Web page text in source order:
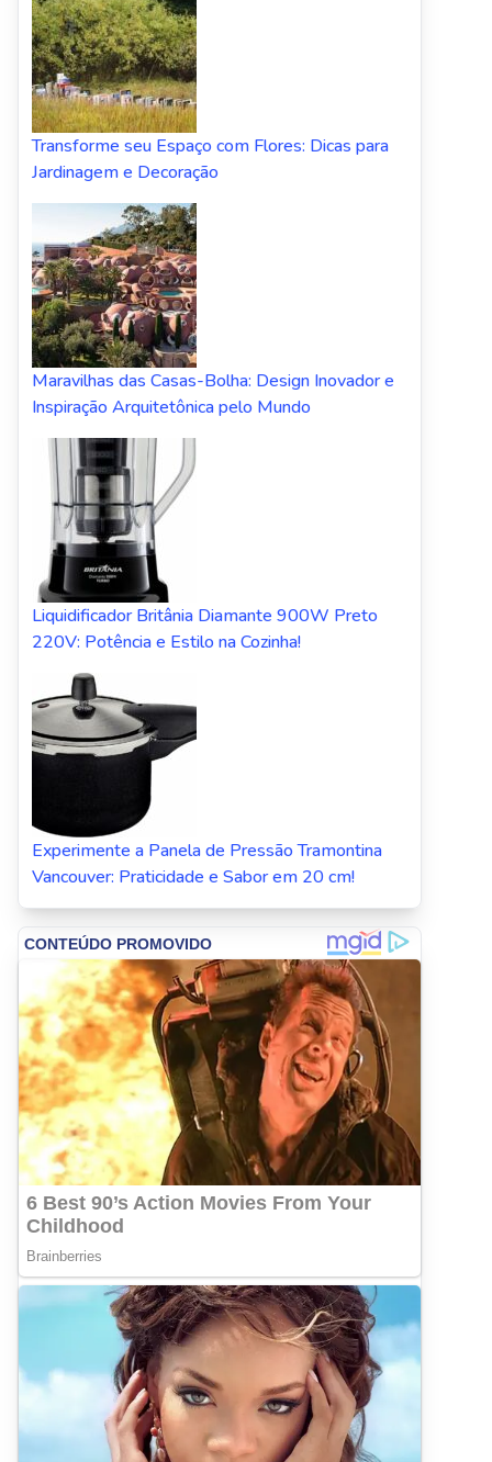
Transforme seu Espaço com Flores: Dicas para
Jardinagem e Decoração
Maravilhas das Casas-Bolha: Design Inovador e
Inspiração Arquitetônica pelo Mundo
Liquidificador Britânia Diamante 900W Preto
220V: Potência e Estilo na Cozinha!
Experimente a Panela de Pressão Tramontina
Vancouver: Praticidade e Sabor em 20 cm!